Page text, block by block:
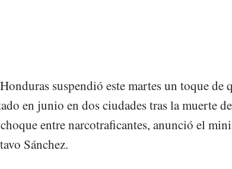
suspendió este martes un toque de
en junio en dos ciudades tras la muerte
entre narcotraficantes, anunció el
Sánchez.